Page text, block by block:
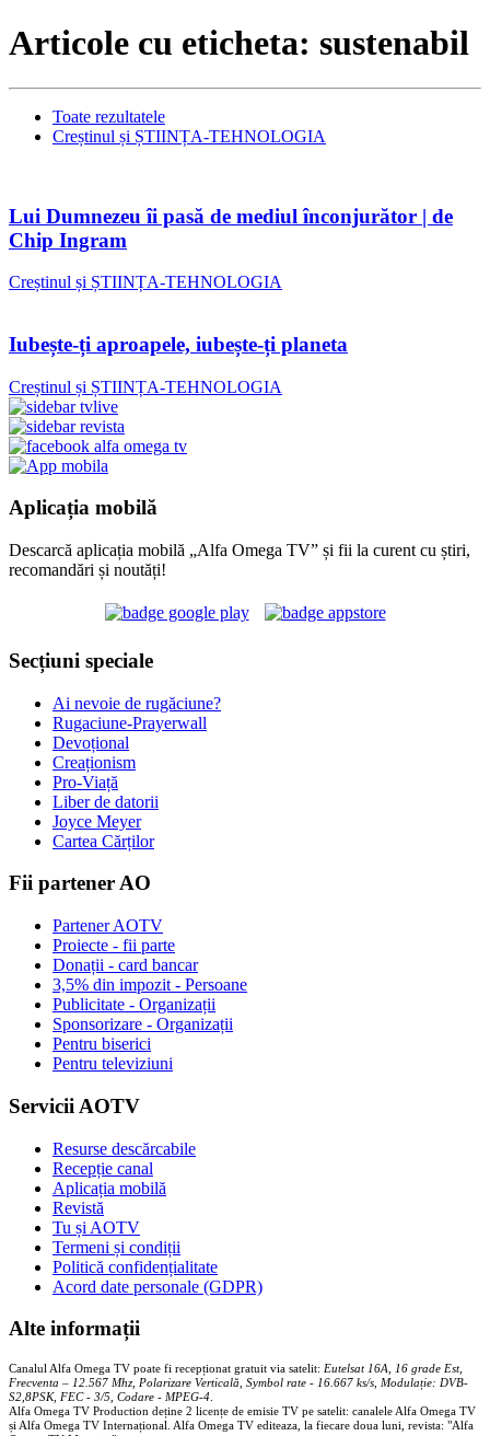
Articole cu eticheta: sustenabil
Toate rezultatele
Creștinul și ȘTIINȚA-TEHNOLOGIA
Lui Dumnezeu îi pasă de mediul înconjurător | de
Chip Ingram
Creștinul și ȘTIINȚA-TEHNOLOGIA
Iubește-ți aproapele, iubește-ți planeta
Creștinul și ȘTIINȚA-TEHNOLOGIA
Aplicația mobilă
Descarcă aplicația mobilă „Alfa Omega TV” și fii la curent cu știri,
recomandări și noutăți!
Secțiuni speciale
Ai nevoie de rugăciune?
Rugaciune-Prayerwall
Devoțional
Creaționism
Pro-Viață
Liber de datorii
Joyce Meyer
Cartea Cărților
Fii partener AO
Partener AOTV
Proiecte - fii parte
Donații - card bancar
3,5% din impozit - Persoane
Publicitate - Organizații
Sponsorizare - Organizații
Pentru biserici
Pentru televiziuni
Servicii AOTV
Resurse descărcabile
Recepție canal
Aplicația mobilă
Revistă
Tu și AOTV
Termeni și condiții
Politică confidențialitate
Acord date personale (GDPR)
Alte informații
Canalul Alfa Omega TV poate fi recepționat gratuit via satelit: Eutelsat 16A, 16 grade Est,
Frecventa – 12.567 Mhz, Polarizare Verticală, Symbol rate - 16.667 ks/s, Modulație: DVB-
S2,8PSK, FEC - 3/5, Codare - MPEG-4
Alfa Omega TV Production deține 2 licențe de emisie TV pe satelit: canalele Alfa Omega TV
și Alfa Omega TV Internațional. Alfa Omega TV editeaza, la fiecare doua luni, revista: "Alfa